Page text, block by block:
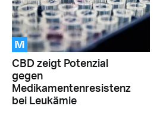
M
CBD zeigt Potenzial
gegen
Medikamentenresistenz
bei Leukämie